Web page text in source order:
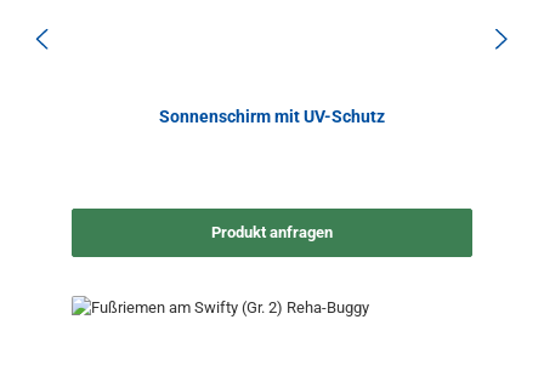
Sonnenschirm mit UV-Schutz
Produkt anfragen